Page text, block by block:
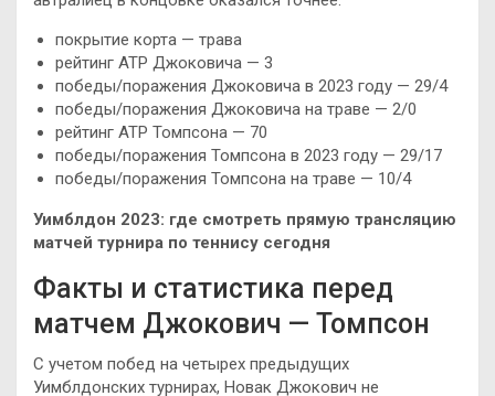
покрытие корта — трава
рейтинг ATP Джоковича — 3
победы/поражения Джоковича в 2023 году — 29/4
победы/поражения Джоковича на траве — 2/0
рейтинг ATP Томпсона — 70
победы/поражения Томпсона в 2023 году — 29/17
победы/поражения Томпсона на траве — 10/4
Уимблдон 2023: где смотреть прямую трансляцию
матчей турнира по теннису сегодня
Факты и статистика перед
матчем Джокович — Томпсон
С учетом побед на четырех предыдущих
Уимблдонских турнирах, Новак Джокович не